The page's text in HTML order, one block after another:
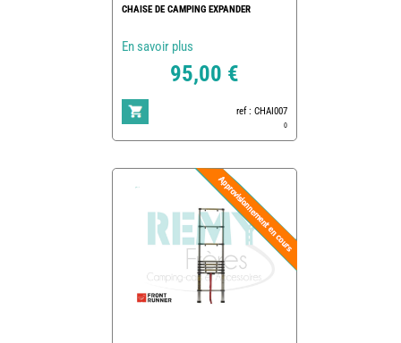
CHAISE DE CAMPING EXPANDER
En savoir plus
95,00 €
ref : CHAI007
0